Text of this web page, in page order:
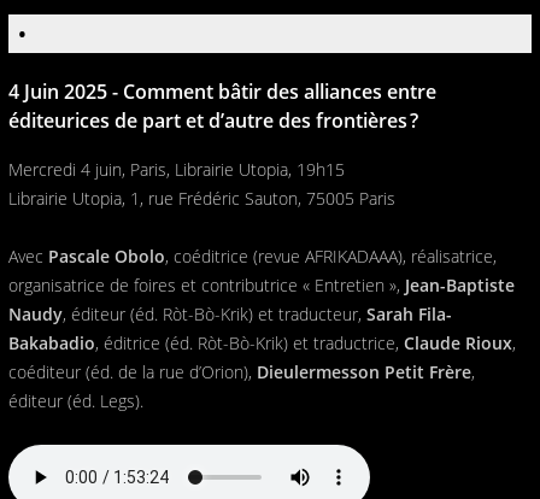
•
4 Juin 2025 - Comment bâtir des alliances entre
éditeurices de part et d’autre des frontières ?
Mercredi 4 juin, Paris, Librairie Utopia, 19h15
Librairie Utopia, 1, rue Frédéric Sauton, 75005 Paris
Avec Pascale Obolo, coéditrice (revue AFRIKADAAA), réalisatrice,
organisatrice de foires et contributrice « Entretien », Jean-Baptiste
Naudy, éditeur (éd. Ròt-Bò-Krik) et traducteur, Sarah Fila-
Bakabadio, éditrice (éd. Ròt-Bò-Krik) et traductrice, Claude Rioux,
coéditeur (éd. de la rue d’Orion), Dieulermesson Petit Frère,
éditeur (éd. Legs).